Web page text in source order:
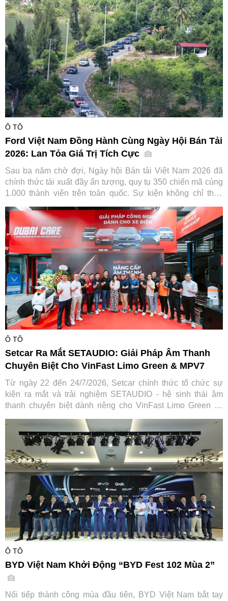
hàng tiếp cận dòng xe huyền thoại vốn đã có lịch sử hơn 70
năm của hãng xe Nhật Bản.
Ô TÔ
Ford Việt Nam Đồng Hành Cùng Ngày Hội Bán Tải
2026: Lan Tỏa Giá Trị Tích Cực
Sau ba năm chờ đợi, Ngày hội Bán tải Việt Nam 2026 đã
chính thức tái xuất đầy ấn tượng, quy tụ 350 chiến mã cùng
1.000 thành viên trên toàn quốc. Sự kiện không chỉ thỏa
Việt Nam trong hành trình gắn kết và lan tỏa giá trị tích cực
cho cộng đồng.
Ô TÔ
Setcar Ra Mắt SETAUDIO: Giải Pháp Âm Thanh
Chuyên Biệt Cho VinFast Limo Green & MPV7
Từ ngày 22 đến 24/7/2026, Setcar chính thức tổ chức sự
kiện ra mắt và trải nghiệm SETAUDIO - hệ sinh thái âm
thanh chuyên biệt dành riêng cho VinFast Limo Green và
cũ đổi mới" tiết kiệm tới 7,2 triệu đồng.
Ô TÔ
BYD Việt Nam Khởi Động “BYD Fest 102 Mùa 2”
Nối tiếp thành công mùa đầu tiên, BYD Việt Nam bắt tay